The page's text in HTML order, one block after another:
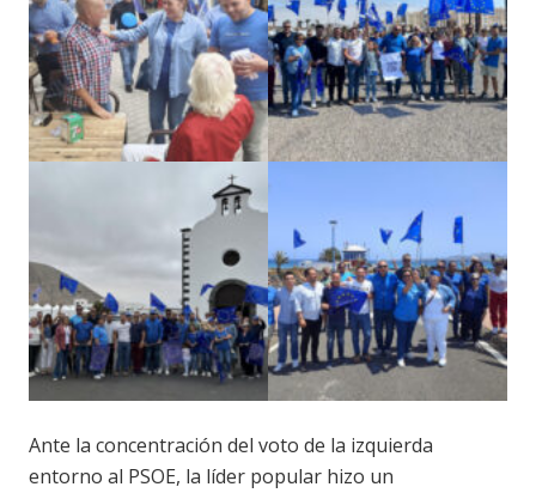
Ante la concentración del voto de la izquierda
entorno al PSOE, la líder popular hizo un